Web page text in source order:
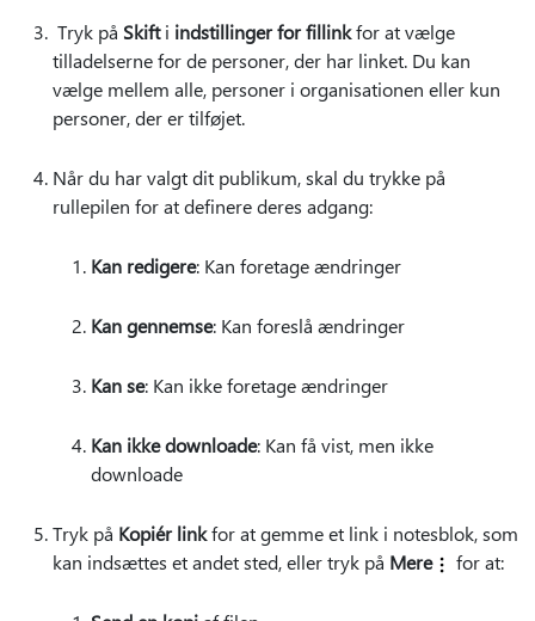
Tryk på Skifti indstillinger for fillinkfor at vælge
tilladelserne for de personer, der har linket. Du kan
vælge mellem alle, personer i organisationen eller kun
personer, der er tilføjet.
Når du har valgt dit publikum, skal du trykke på
rullepilen for at definere deres adgang:
Kan redigere: Kan foretage ændringer
Kan gennemse: Kan foreslå ændringer
Kan se: Kan ikke foretage ændringer
Kan ikke downloade: Kan få vist, men ikke
downloade
Tryk på Kopiér linkfor at gemme et link i notesblok, som
kan indsættes et andet sted, eller tryk på Mere for at: